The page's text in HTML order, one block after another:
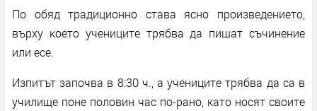
По обяд традиционно става ясно произведението,
върху което учениците трябва да пишат съчинение
или есе.
Изпитът започва в 8:30 ч., а учениците трябва да са в
училище поне половин час по-рано, като носят своите